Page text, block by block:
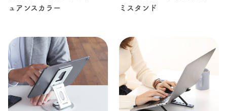
ュアンスカラー
ミスタンド